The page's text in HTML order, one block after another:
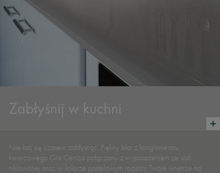
Zabłyśnij w kuchni
Nie bój się czasem zabłysnąć. Piękny blat z konglomeratu
kwarcowego Gris Ceniza połączony z wyposażeniem ze stali
niklowanej oraz w kolorze pastelowym rozjaśni Twoje wnętrze na